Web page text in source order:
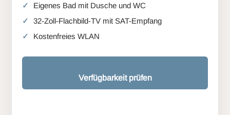
Eigenes Bad mit Dusche und WC
32-Zoll-Flachbild-TV mit SAT-Empfang
Kostenfreies WLAN
Verfügbarkeit prüfen